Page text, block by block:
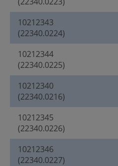
10212343
(22340.0224)
10212344
(22340.0225)
10212340
(22340.0216)
10212345
(22340.0226)
10212346
(22340.0227)